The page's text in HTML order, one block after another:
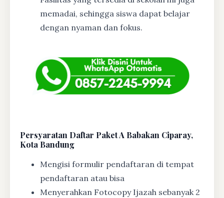
memadai, sehingga siswa dapat belajar
dengan nyaman dan fokus.
Persyaratan Daftar Paket A Babakan Ciparay,
Kota Bandung
Mengisi formulir pendaftaran di tempat
pendaftaran atau bisa
Menyerahkan Fotocopy Ijazah sebanyak 2